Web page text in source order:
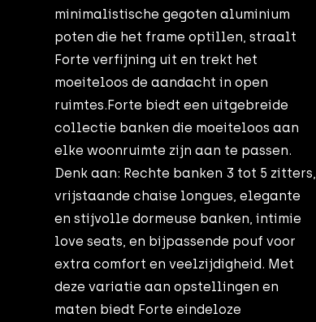
minimalistische gegoten aluminium
poten die het frame optillen, straalt
Forte verfijning uit en trekt het
moeiteloos de aandacht in open
ruimtes.Forte biedt een uitgebreide
collectie banken die moeiteloos aan
elke woonruimte zijn aan te passen.
Denk aan: Rechte banken 3 tot 5 zitters,
vrijstaande chaise longues, elegante
en stijvolle dormeuse banken, intimie
love seats, en bijpassende pouf voor
extra comfort en veelzijdigheid. Met
deze variatie aan opstellingen en
maten biedt Forte eindeloze